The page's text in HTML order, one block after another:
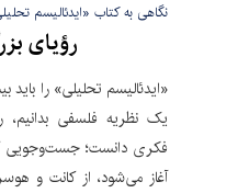
نگاهی به کتاب «ایدئالیسم
رؤیای
«ایدئالیسم تحلیلی» را باید
یک نظریه فلسفی
فکری دانست؛ جست‌وجویی
آغاز می‌شود، از کانت و